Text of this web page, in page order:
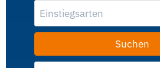
Einstiegsarten